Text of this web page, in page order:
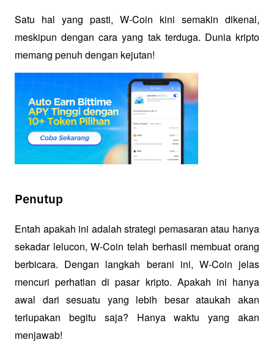
Satu hal yang pasti, W-Coin kini semakin dikenal,
meskipun dengan cara yang tak terduga. Dunia kripto
memang penuh dengan kejutan!
Penutup
Entah apakah ini adalah strategi pemasaran atau hanya
sekadar lelucon, W-Coin telah berhasil membuat orang
berbicara. Dengan langkah berani ini, W-Coin jelas
mencuri perhatian di pasar kripto. Apakah ini hanya
awal dari sesuatu yang lebih besar ataukah akan
terlupakan begitu saja? Hanya waktu yang akan
menjawab!